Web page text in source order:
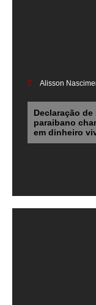
Alisson
Declaração
paraibano
em dinheiro